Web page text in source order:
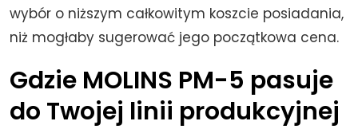
wybór o niższym całkowitym koszcie posiadania,
niż mogłaby sugerować jego początkowa cena.
Gdzie MOLINS PM-5 pasuje
do Twojej linii produkcyjnej